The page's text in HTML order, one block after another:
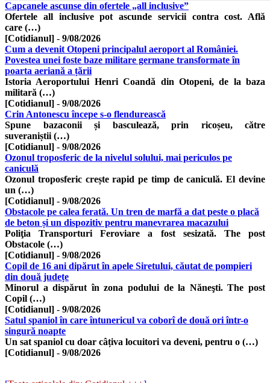
Capcanele ascunse din ofertele „all inclusive”
Ofertele all inclusive pot ascunde servicii contra cost. Află
care (…)
[Cotidianul] - 9/08/2026
Cum a devenit Otopeni principalul aeroport al României.
Povestea unei foste baze militare germane transformate în
poarta aeriană a țării
Istoria Aeroportului Henri Coandă din Otopeni, de la baza
militară (…)
[Cotidianul] - 9/08/2026
Crin Antonescu începe s-o flendurească
Spune bazaconii și basculează, prin ricoșeu, către
suveraniștii (…)
[Cotidianul] - 9/08/2026
Ozonul troposferic de la nivelul solului, mai periculos pe
caniculă
Ozonul troposferic crește rapid pe timp de caniculă. El devine
un (…)
[Cotidianul] - 9/08/2026
Obstacole pe calea ferată. Un tren de marfă a dat peste o placă
de beton și un dispozitiv pentru manevrarea macazului
Poliţia Transporturi Feroviare a fost sesizată. The post
Obstacole (…)
[Cotidianul] - 9/08/2026
Copil de 16 ani dipărut în apele Siretului, căutat de pompieri
din două județe
Minorul a dispărut în zona podului de la Năneşti. The post
Copil (…)
[Cotidianul] - 9/08/2026
Satul spaniol în care întunericul va coborî de două ori într-o
singură noapte
Un sat spaniol cu doar câțiva locuitori va deveni, pentru o (…)
[Cotidianul] - 9/08/2026